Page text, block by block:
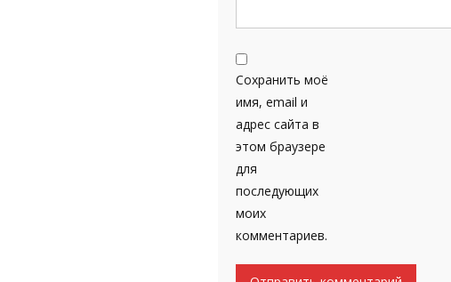
Сохранить моё
имя, email и
адрес сайта в
этом браузере
для
последующих
моих
комментариев.